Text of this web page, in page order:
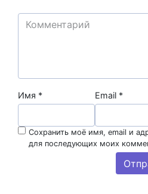
Имя * Email *
Сохранить моё имя, email и
для последующих моих